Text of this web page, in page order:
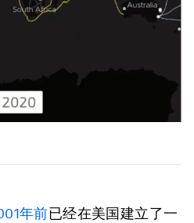
年前已经在美国建立了一